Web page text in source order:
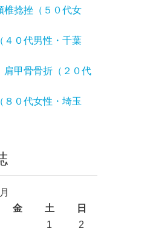
捻挫（５０代女
４０代男性・千葉
甲骨骨折（２０代
８０代女性・埼玉
金 土 日
1
2